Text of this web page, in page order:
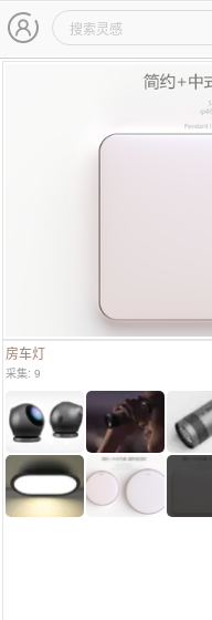
主导航
房车灯
采集: 9